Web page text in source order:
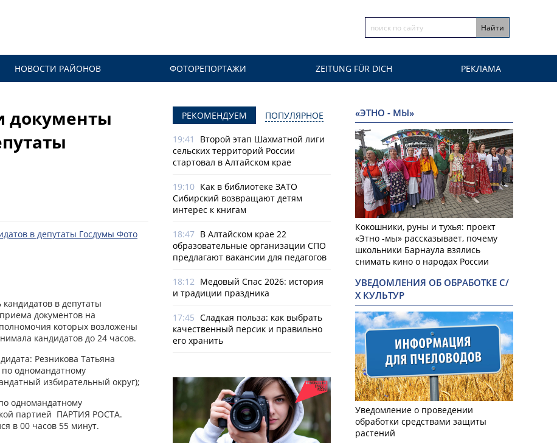
НОВОСТИ РАЙОНОВ ФОТОРЕПОРТАЖИ ZEITUNG FÜR DICH РЕКЛАМА
документы
в депутаты
документов на
которых возложены
кандидатов до 24 часов.
Резникова Татьяна
одномандатному
избирательный округ);
одномандатному
партией ПАРТИЯ РОСТА.
в 00 часов 55 минут.
РЕКОМЕНДУЕМ ПОПУЛЯРНОЕ
19:41
Второй этап Шахматной лиги
сельских территорий России
стартовал в Алтайском крае
19:10 Как в библиотеке ЗАТО
Сибирский возвращают детям
интерес к книгам
18:47 В Алтайском крае 22
образовательные организации СПО
предлагают вакансии для педагогов
18:12 Медовый Спас 2026: история
и традиции праздника
17:45 Сладкая польза: как выбрать
качественный персик и правильно
его хранить
«ЭТНО - МЫ»
Кокошники, руны и тухья: проект
«Этно -мы» рассказывает, почему
школьники Барнаула взялись
снимать кино о народах России
УВЕДОМЛЕНИЯ ОБ ОБРАБОТКЕ С/
Х КУЛЬТУР
Уведомление о проведении
обработки средствами защиты
растений